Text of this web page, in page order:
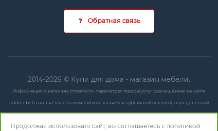
Обратная связь
2014-2026 © Купи для дома - магазин мебели.
Информация о наличии, стоимости, параметрах товара/услуг размещённая на сайте
kddmebel.ru является справочной и не является публичной офертой, определённой
положениями ст. 437 ГК РФ.
Любые данные могут быть изменены в любое время и без предупреждения. Для
Продолжая использовать сайт, вы соглашаетесь с политикой